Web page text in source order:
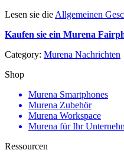
Lesen sie die Allgemeinen
Kaufen sie ein Murena
Category: Murena Nachrichten
Shop
Murena Smartphones
Murena Zubehör
Murena Workspace
Murena für Ihr
Ressourcen